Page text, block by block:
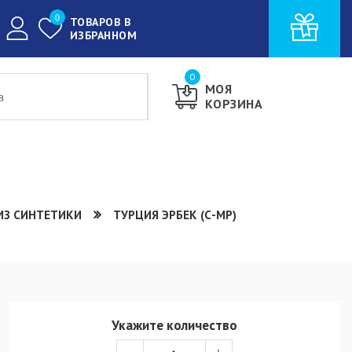
ТОВАРОВ В
ИЗБРАННОМ
0
МОЯ
КОРЗИНА
0
СИНТЕТИКИ ТУРЦИЯ ЭРБЕК (С-МР)
Укажите количество